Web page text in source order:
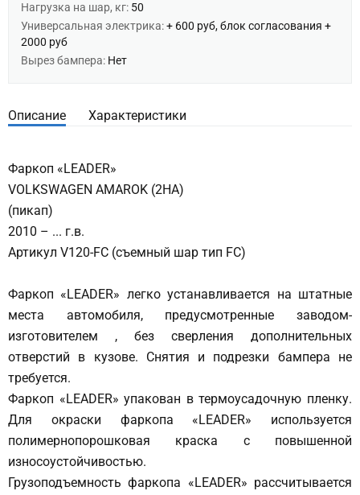
Нагрузка на шар, кг: 50
Универсальная электрика:+ 600 руб, блок согласования +
2000 руб
Вырез бампера: Нет
Описание Характеристики
Фаркоп «LEADER»
VOLKSWAGEN AMAROK (2НА)
(пикап)
2010 – ... г.в.
Артикул V120-FC (съемный шар тип FC)
Фаркоп «LEADER» легко устанавливается на штатные
места автомобиля, предусмотренные заводом-
изготовителем , без сверления дополнительных
отверстий в кузове. Снятия и подрезки бампера не
требуется.
Фаркоп «LEADER» упакован в термоусадочную пленку.
Для окраски фаркопа «LEADER» используется
полимернопорошковая краска с повышенной
износоустойчивостью.
Грузоподъемность фаркопа «LEADER» рассчитывается